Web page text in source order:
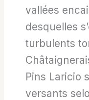
vallées
desquelles
turbulents
Pins Laricio
versants